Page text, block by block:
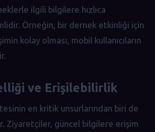
ilgili bilgilere hızlıca
Örneğin, bir dernek etkinliği için
kolay olması, mobil kullanıcıların
ve Erişilebilirlik
en kritik unsurlarından biri de
Ziyaretçiler, güncel bilgilere erişim